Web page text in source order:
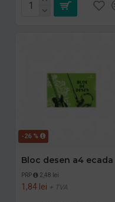
-26 %
Bloc desen a4 ecada
PRP 2,48 lei
1,84 lei + TVA